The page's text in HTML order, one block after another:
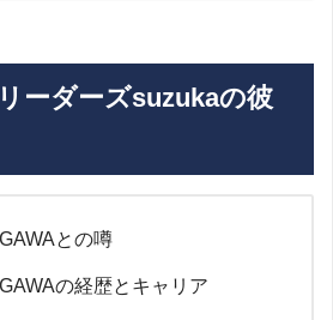
ーダーズsuzukaの彼
との噂
の経歴とキャリア